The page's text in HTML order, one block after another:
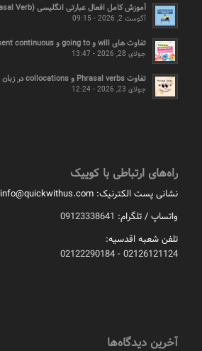
آموزش کامل افعال عبارتی انگلیسی (Phrasal Verb) با مثال
آگوست 2, 2026 - 09:15
تفاوت های will و going to و present continuous با مثال
جولای 28, 2026 - 13:47
تفاوت Phrasal verbs و collocations در زبان انگلیسی
جولای 23, 2026 - 12:24
راه‌های ارتباطی با کوییک
نشانی پست الکترنیک: info@quickwithus.com
واتساپ / تلگرام: 09123338641
تلفن شعبه اقدسیه:
02126121124 - 02122290184
آخرین دیدگاه‌ها